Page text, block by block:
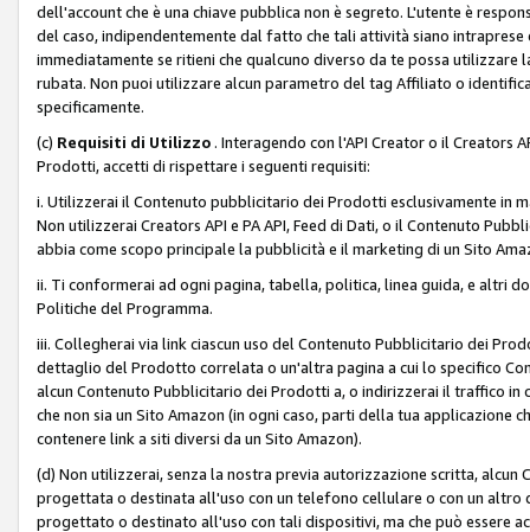
dell'account che è una chiave pubblica non è segreto. L'utente è
del caso, indipendentemente dal fatto che tali attività siano
immediatamente se ritieni che qualcuno diverso da te possa
rubata. Non puoi utilizzare alcun parametro del tag Affiliato o
specificamente.
(c) Requisiti di Utilizzo . Interagendo con l'API Creator o il Creators
Prodotti, accetti di rispettare i seguenti requisiti:
i. Utilizzerai il Contenuto pubblicitario dei Prodotti esclusivamente in
Non utilizzerai Creators API e PA API, Feed di Dati, o il Contenuto
abbia come scopo principale la pubblicità e il marketing di un Sito
ii. Ti conformerai ad ogni pagina, tabella, politica, linea guida, e altri
Politiche del Programma.
iii. Collegherai via link ciascun uso del Contenuto Pubblicitario dei
dettaglio del Prodotto correlata o un'altra pagina a cui lo specifico
alcun Contenuto Pubblicitario dei Prodotti a, o indirizzerai il traffico in
che non sia un Sito Amazon (in ogni caso, parti della tua
contenere link a siti diversi da un Sito Amazon).
(d) Non utilizzerai, senza la nostra previa autorizzazione scritta,
progettata o destinata all'uso con un telefono cellulare o con un
progettato o destinato all'uso con tali dispositivi, ma che può essere